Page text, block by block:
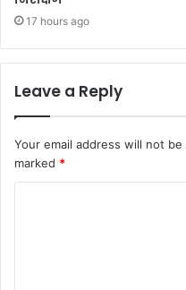
17 hours ago
Leave a Reply
Your email address will not be
marked *